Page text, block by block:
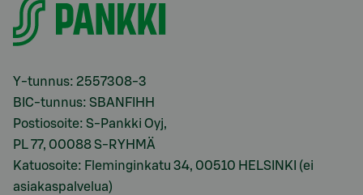
Y-tunnus: 2557308-3
BIC-tunnus: SBANFIHH
Postiosoite: S-Pankki Oyj,
PL 77, 00088 S-RYHMÄ
Katuosoite: Fleminginkatu 34, 00510 HELSINKI (ei
asiakaspalvelua)